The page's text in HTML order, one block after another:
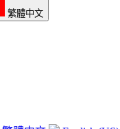
繁體中文